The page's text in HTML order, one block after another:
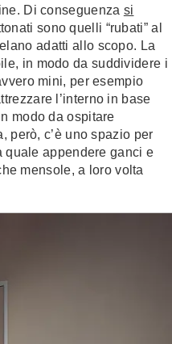
Di conseguenza si
sono quelli “rubati” al
adatti allo scopo. La
in modo da suddividere i
mini, per esempio
l’interno in base
modo da ospitare
però, c’è uno spazio per
appendere ganci e
mensole, a loro volta